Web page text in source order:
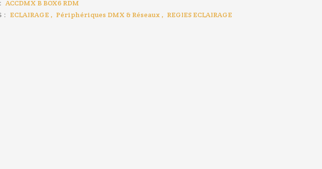
ACCDMX B BOX6 RDM
: ECLAIRAGE , Périphériques DMX & Réseaux , REGIES ECLAIRAGE